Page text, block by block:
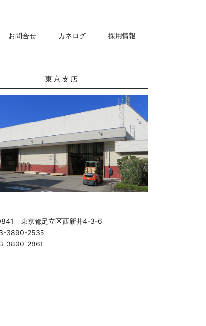
お問合せ カネログ 採用情報
東京支店
東京都足立区西新井4-3-6
3890-2535
3890-2861